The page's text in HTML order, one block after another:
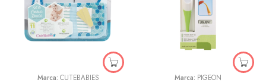
Marca: CUTEBABIES Marca: PIGEON